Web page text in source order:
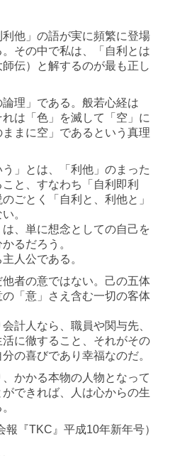
他」の語が実に頻繁に登場
その中で私は、「自利とは
伝）と解するのが最も正し
理」である。般若心経は
れは「色」を滅して「空」に
まに空」であるという真理
」とは、「利他」のまった
と、すなわち「自利即利
ごとく「自利と、利他と」
。
、単に想念としての自己を
るだろう。
人公である。
者の意ではない。己の五体
「意」さえ含む一切の客体
計人なら、職員や関与先、
に徹すること、それがその
の喜びであり幸福なのだ。
かかる本物の人物となって
できれば、人は心からの生
報『TKC』平成10年新年号）